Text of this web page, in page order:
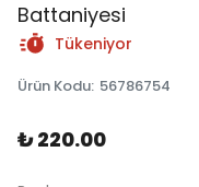
Battaniyesi
Tükeniyor
Ürün Kodu: 56786754
₺ 220.00